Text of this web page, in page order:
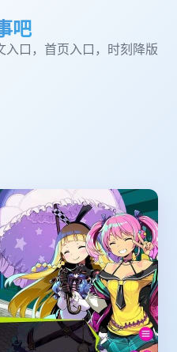
吧
入口，首页入口，时刻降版